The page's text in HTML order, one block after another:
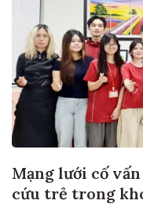
Mạng lưới cố
cứu trẻ trong